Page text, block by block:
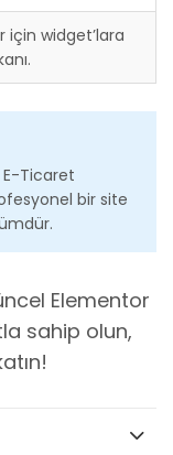
için widget’lara
E-Ticaret
bir site
Elementor
sahip olun,